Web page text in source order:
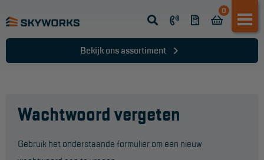
0
Opsteek ladder
Schuifladder
Dakladder
Ladder onderdelen
Bekijk ons assortiment
Wachtwoord vergeten
Gebruik het onderstaande formulier om een nieuw